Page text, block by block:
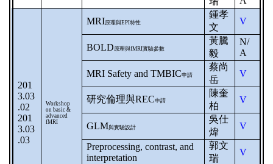
201
3.03
.02
201
3.03
.03
Workshop
on basic &
advanced
fMRI
MRI原理與EPI特性
鍾孝
文
V
BOLD 原理與fMRI實驗參數
黃騰
毅
N/
A
MRI Safety and TMBIC申請
蔡尚
岳
V
研究倫理與REC申請
陳奎
柏
V
GLM與實驗設計
吳仕
煒
V
Preprocessing, contrast, and
interpretation
郭文
瑞
V